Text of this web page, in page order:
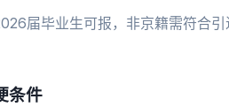
届毕业生可报，非京籍需符合引
条件